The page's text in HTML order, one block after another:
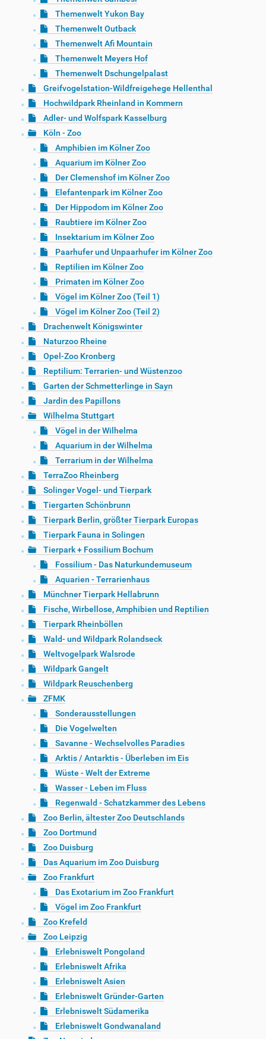
Themenwelt Yukon Bay
Themenwelt Outback
Themenwelt Afi Mountain
Themenwelt Meyers Hof
Themenwelt Dschungelpalast
Greifvogelstation-Wildfreigehege Hellenthal
Hochwildpark Rheinland in Kommern
Adler- und Wolfspark Kasselburg
Köln - Zoo
Amphibien im Kölner Zoo
Aquarium im Kölner Zoo
Der Clemenshof im Kölner Zoo
Elefantenpark im Kölner Zoo
Der Hippodom im Kölner Zoo
Raubtiere im Kölner Zoo
Insektarium im Kölner Zoo
Paarhufer und Unpaarhufer im Kölner Zoo
Reptilien im Kölner Zoo
Primaten im Kölner Zoo
Vögel im Kölner Zoo (Teil 1)
Vögel im Kölner Zoo (Teil 2)
Drachenwelt Königswinter
Naturzoo Rheine
Opel-Zoo Kronberg
Reptilium: Terrarien- und Wüstenzoo
Garten der Schmetterlinge in Sayn
Jardin des Papillons
Wilhelma Stuttgart
Vögel in der Wilhelma
Aquarium in der Wilhelma
Terrarium in der Wilhelma
TerraZoo Rheinberg
Solinger Vogel- und Tierpark
Tiergarten Schönbrunn
Tierpark Berlin, größter Tierpark Europas
Tierpark Fauna in Solingen
Tierpark + Fossilium Bochum
Fossilium - Das Naturkundemuseum
Aquarien - Terrarienhaus
Münchner Tierpark Hellabrunn
Fische, Wirbellose, Amphibien und Reptilien
Tierpark Rheinböllen
Wald- und Wildpark Rolandseck
Weltvogelpark Walsrode
Wildpark Gangelt
Wildpark Reuschenberg
ZFMK
Sonderausstellungen
Die Vogelwelten
Savanne - Wechselvolles Paradies
Arktis / Antarktis - Überleben im Eis
Wüste - Welt der Extreme
Wasser - Leben im Fluss
Regenwald - Schatzkammer des Lebens
Zoo Berlin, ältester Zoo Deutschlands
Zoo Dortmund
Zoo Duisburg
Das Aquarium im Zoo Duisburg
Zoo Frankfurt
Das Exotarium im Zoo Frankfurt
Vögel im Zoo Frankfurt
Zoo Krefeld
Zoo Leipzig
Erlebniswelt Pongoland
Erlebniswelt Afrika
Erlebniswelt Asien
Erlebniswelt Gründer-Garten
Erlebniswelt Südamerika
Erlebniswelt Gondwanaland